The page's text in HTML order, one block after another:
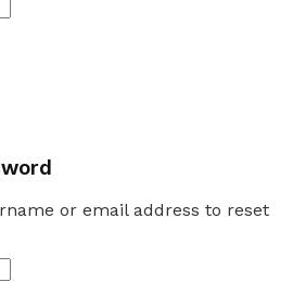
or email address to reset